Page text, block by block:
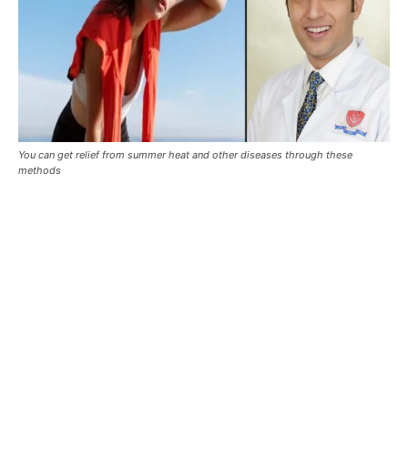
You can get relief from summer heat and other diseases through these
methods